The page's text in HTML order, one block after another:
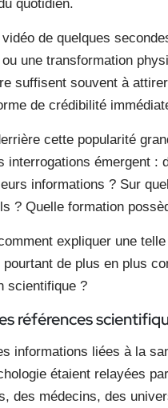
quotidien.
de quelques
une transformation
suffisent souvent à
de crédibilité
cette popularité
interrogations émergent :
informations ? Sur
? Quelle formation
expliquer une
pourtant de plus en plus
scientifique ?
références
informations liées à la
étaient relayées
des médecins, des